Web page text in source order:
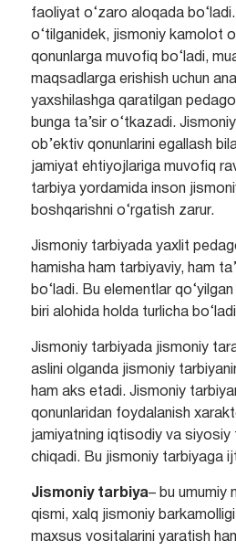
faoliyat o‘zaro aloqada
o‘tilganidek, jismoniy kamolot
qonunlarga muvofiq bo‘ladi,
maqsadlarga erishish uchun
yaxshilashga qaratilgan
bunga ta’sir o‘tkazadi.
ob’ektiv qonunlarini egallash
jamiyat ehtiyojlariga muvofiq
tarbiya yordamida inson
boshqarishni o‘rgatish zarur.
Jismoniy tarbiyada yaxlit
hamisha ham tarbiyaviy, ham
bo‘ladi. Bu elementlar
biri alohida holda turlicha
Jismoniy tarbiyada jismoniy
aslini olganda jismoniy
ham aks etadi. Jismoniy
qonunlaridan foydalanish
jamiyatning iqtisodiy va siyosiy
chiqadi. Bu jismoniy tarbiyaga
Jismoniy tarbiya– bu umumiy
qismi, xalq jismoniy
maxsus vositalarini yaratish